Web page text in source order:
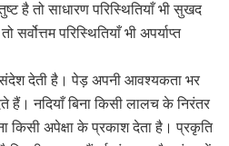
है तो साधारण परिस्थितियाँ भी सुखद
परिस्थितियाँ भी अपर्याप्त
देती है। पेड़ अपनी आवश्यकता भर
नदियाँ बिना किसी लालच के निरंतर
किसी अपेक्षा के प्रकाश देता है। प्रकृति